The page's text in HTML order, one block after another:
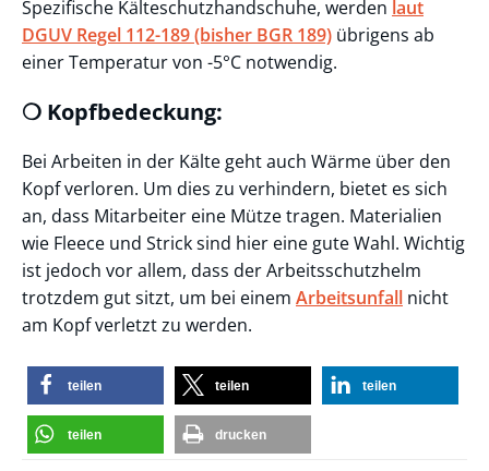
Spezifische Kälteschutzhandschuhe, werden laut
DGUV Regel 112-189 (bisher BGR 189) übrigens ab
einer Temperatur von -5°C notwendig.
❍ Kopfbedeckung:
Bei Arbeiten in der Kälte geht auch Wärme über den
Kopf verloren. Um dies zu verhindern, bietet es sich
an, dass Mitarbeiter eine Mütze tragen. Materialien
wie Fleece und Strick sind hier eine gute Wahl. Wichtig
ist jedoch vor allem, dass der Arbeitsschutzhelm
trotzdem gut sitzt, um bei einem Arbeitsunfall nicht
am Kopf verletzt zu werden.
teilen teilen teilen
teilen drucken